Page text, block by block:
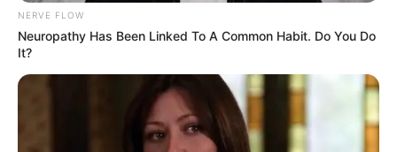
Posted
in
Friss hírek
Visszatért Varga Judit, váratlan
May 1, 2026
NERVE FLOW
Neuropathy Has Been Linked To A Common Habit. Do You Do
It?